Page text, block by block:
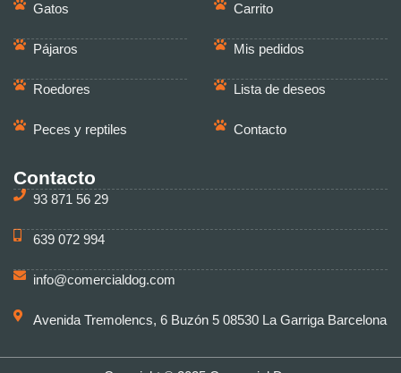
Gatos
Pájaros
Roedores
Peces y reptiles
Carrito
Mis pedidos
Lista de deseos
Contacto
Contacto
93 871 56 29
639 072 994
info@comercialdog.com
Avenida Tremolencs, 6 Buzón 5 08530 La Garriga Barcelona